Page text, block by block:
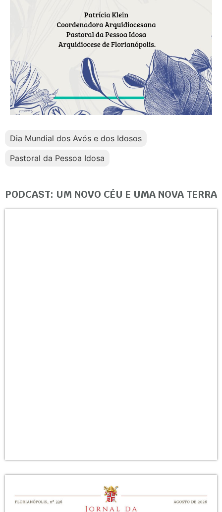
Dia Mundial dos Avós e dos Idosos
Pastoral da Pessoa Idosa
PODCAST: UM NOVO CÉU E UMA NOVA TERRA